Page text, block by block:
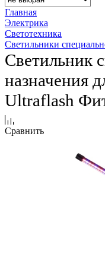
Главная
Электрика
Светотехника
Светильники
Светильник
назначения
Ultraflash
Сравнить